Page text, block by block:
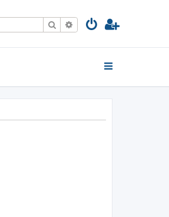
Suche Erweiterte Suche